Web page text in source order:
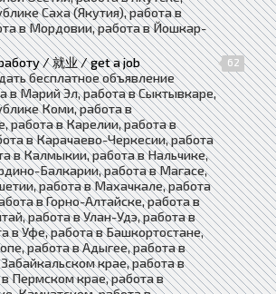
Саха (Якутия), работа в
в Мордовии, работа в Йошкар-
/ 就业 / get a job
62
бесплатное объявление
в Марий Эл, работа в Сыктывкаре,
Коми, работа в
работа в Карелии, работа в
в Карачаево-Черкесии, работа
в Калмыкии, работа в Нальчике,
Балкарии, работа в Магасе,
работа в Махачкале, работа
в Горно-Алтайске, работа в
работа в Улан-Удэ, работа в
в Уфе, работа в Башкортостане,
работа в Адыгее, работа в
крае, работа в
Пермском крае, работа в